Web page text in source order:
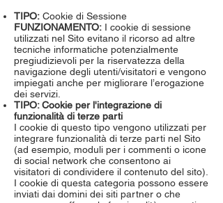
TIPO: Cookie di Sessione
FUNZIONAMENTO: I cookie di sessione
utilizzati nel Sito evitano il ricorso ad altre
tecniche informatiche potenzialmente
pregiudizievoli per la riservatezza della
navigazione degli utenti/visitatori e vengono
impiegati anche per migliorare l’erogazione
dei servizi.
TIPO: Cookie per l'integrazione di
funzionalità di terze parti
I cookie di questo tipo vengono utilizzati per
integrare funzionalità di terze parti nel Sito
(ad esempio, moduli per i commenti o icone
di social network che consentono ai
visitatori di condividere il contenuto del sito).
I cookie di questa categoria possono essere
inviati dai domini dei siti partner o che